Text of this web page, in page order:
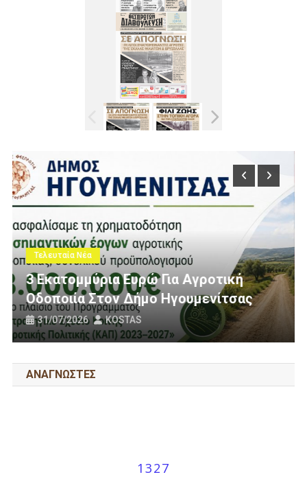
Τελευταία Νέα
Πολίτες Θεσπρωτίας Ενάντια Στις
Ανεμογεννήτριες: Ποιον
Πανό Μας;
25/07/2026 KOSTAS
ΑΝΑΓΝΩΣΤΕΣ
1327